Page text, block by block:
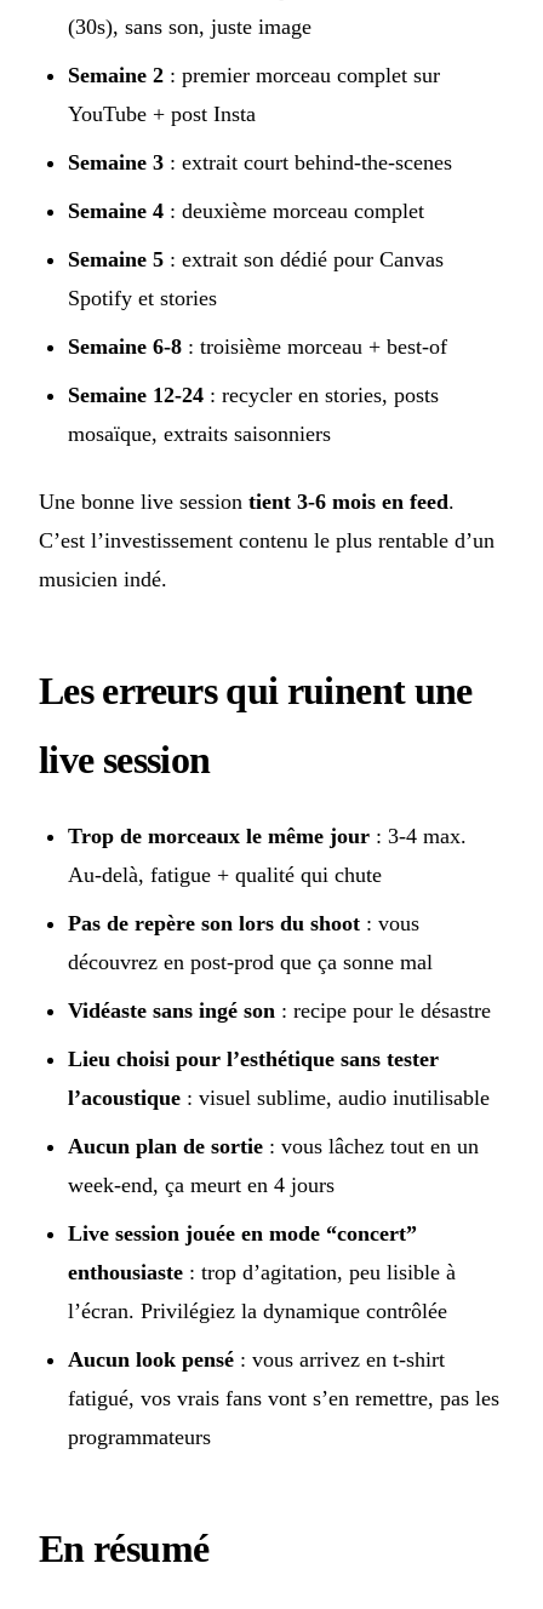
(30s), sans son, juste image
Semaine 2 : premier morceau complet sur
YouTube + post Insta
Semaine 3 : extrait court behind-the-scenes
Semaine 4 : deuxième morceau complet
Semaine 5 : extrait son dédié pour Canvas
Spotify et stories
Semaine 6-8 : troisième morceau + best-of
Semaine 12-24 : recycler en stories, posts
mosaïque, extraits saisonniers
Une bonne live session tient 3-6 mois en feed.
C’est l’investissement contenu le plus rentable d’un
musicien indé.
Les erreurs qui ruinent une
live session
Trop de morceaux le même jour : 3-4 max.
Au-delà, fatigue + qualité qui chute
Pas de repère son lors du shoot : vous
découvrez en post-prod que ça sonne mal
Vidéaste sans ingé son : recipe pour le désastre
Lieu choisi pour l’esthétique sans tester
l’acoustique : visuel sublime, audio inutilisable
Aucun plan de sortie : vous lâchez tout en un
week-end, ça meurt en 4 jours
Live session jouée en mode “concert”
enthousiaste : trop d’agitation, peu lisible à
l’écran. Privilégiez la dynamique contrôlée
Aucun look pensé : vous arrivez en t-shirt
fatigué, vos vrais fans vont s’en remettre, pas les
programmateurs
En résumé